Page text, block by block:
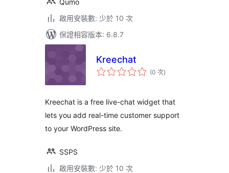
Qumo
啟用安裝數: 少於 10 次
保證相容版本: 6.8.7
Kreechat
(0 次評
分)
Kreechat is a free live-chat widget that
lets you add real-time customer support
to your WordPress site.
SSPS
啟用安裝數: 少於 10 次